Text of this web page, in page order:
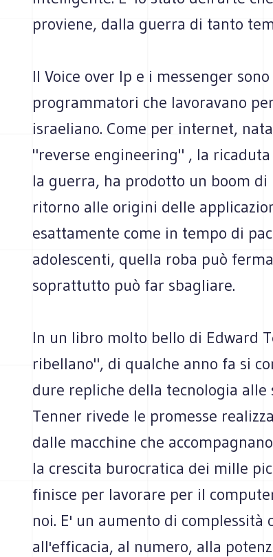
proviene, dalla guerra di tanto
Il Voice over Ip e i messenger
programmatori che lavoravano
israeliano. Come per internet,
"reverse engineering" , la
la guerra, ha prodotto un boom di
ritorno alle origini delle
esattamente come in tempo di
adolescenti, quella roba può
soprattutto può far sbagliare.
In un libro molto bello di Edward
ribellano", di qualche anno fa si
dure repliche della tecnologia alle
Tenner rivede le promesse
dalle macchine che
la crescita burocratica dei mille
finisce per lavorare per il
noi. E' un aumento di complessità
all'efficacia, al numero, alla